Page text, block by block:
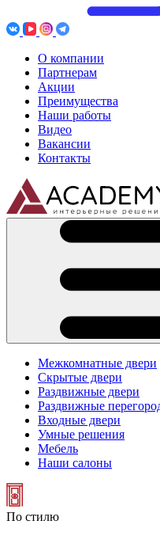
О компании
Партнерам
Акции
Преимущества
Наши работы
Видео
Вакансии
Контакты
Межкомнатные двери
Скрытые двери
Раздвижные двери
Раздвижные
Входные двери
Умные решения
Мебель
Наши салоны
По стилю